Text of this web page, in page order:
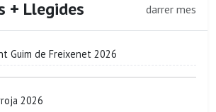
+ Llegides darrer mes
Guim de Freixenet 2026
2026